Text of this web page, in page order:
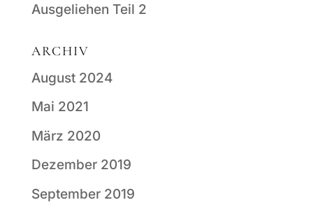
Ausgeliehen Teil 2
ARCHIV
August 2024
Mai 2021
März 2020
Dezember 2019
September 2019